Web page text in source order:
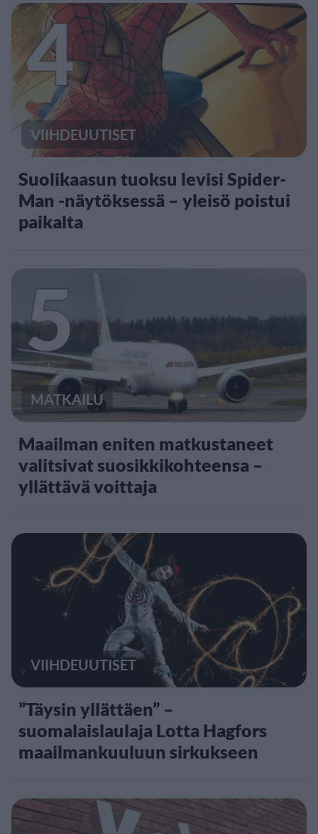
4
VIIHDEUUTISET
Suolikaasun tuoksu levisi Spider-
Man -näytöksessä – yleisö poistui
paikalta
5
MATKAILU
Maailman eniten matkustaneet
valitsivat suosikkikohteensa –
yllättävä voittaja
VIIHDEUUTISET
”Täysin yllättäen” –
suomalaislaulaja Lotta Hagfors
maailmankuuluun sirkukseen